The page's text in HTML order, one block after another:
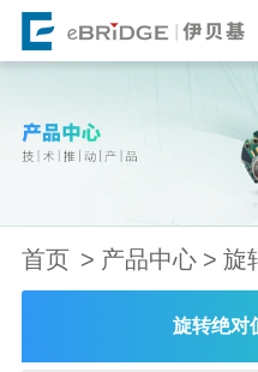
首页 产品中心 旋
旋转绝对